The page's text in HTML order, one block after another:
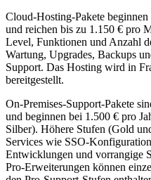
Cloud-Hosting-Pakete
und reichen bis zu 1.150 € pro
Level, Funktionen und Anzahl
Wartung, Upgrades, Backups
Support. Das Hosting wird in
bereitgestellt.
On-Premises-Support-Pakete
und beginnen bei 1.500 € pro
Silber). Höhere Stufen (Gold
Services wie SSO-
Entwicklungen und vorrangige
Pro-Erweiterungen können